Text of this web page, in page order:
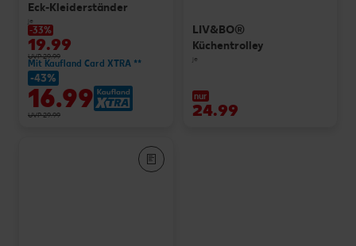
Eck-Kleiderständer
je
-33%
19.99
UVP 29.99
Mit Kaufland Card XTRA **
-43%
16.99
UVP 29.99
LIV&BO®
Küchentrolley
je
nur
24.99